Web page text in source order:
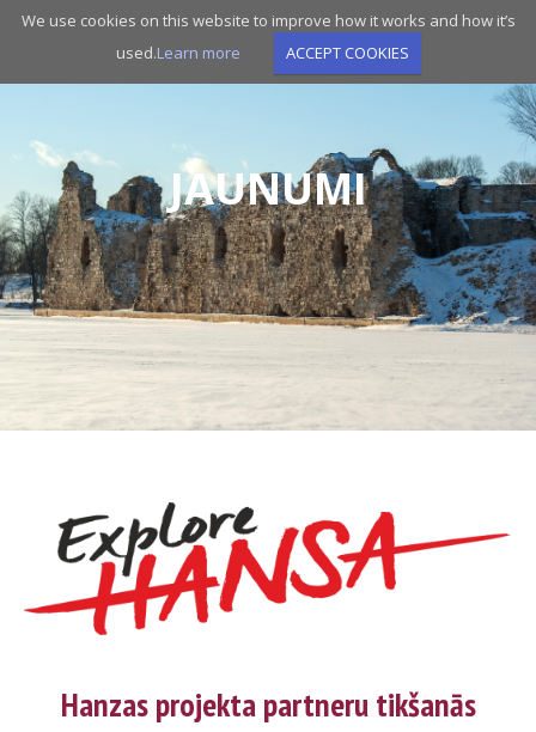
We use cookies on this website to improve how it works and how it’s
used.Learn more ACCEPT COOKIES
Skip
JAUNUMI
Hanzas projekta partneru tikšanās